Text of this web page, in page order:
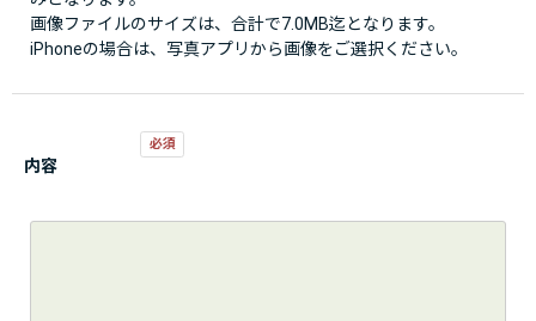
画像ファイルのサイズは、合計で7.0MB迄となります。
iPhoneの場合は、写真アプリから画像をご選択ください。
内容